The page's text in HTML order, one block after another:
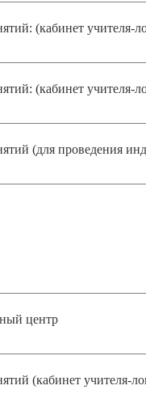
(кабинет учителя-
(кабинет учителя-
(для проведения
центр
(кабинет учителя-